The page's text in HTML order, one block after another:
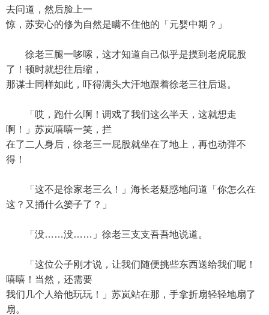
去问道，然后脸上一
惊，苏安心的修为自然是瞒不住他的「元婴中期？」
徐老三腿一哆嗦，这才知道自己似乎是摸到老虎屁股
了！顿时就想往后缩，
那谋士同样如此，吓得满头大汗地跟着徐老三往后退。
「哎，跑什么啊！调戏了我们这么半天，这就想走
啊！」苏岚嘻嘻一笑，拦
在了二人身后，徐老三一屁股就坐在了地上，再也动弹不
得！
「这不是徐家老三么！」海长老疑惑地问道「你怎么在
这？又捅什么篓子了？」
「没……没……」徐老三支支吾吾地说道。
「这位公子刚才说，让我们随便挑些东西送给我们呢！
嘻嘻！当然，还需要
我们几个人给他玩玩！」苏岚站在那，手拿折扇轻轻地扇了
扇。